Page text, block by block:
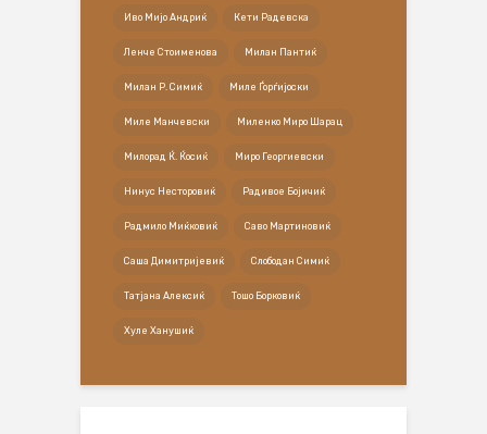
Иво Мијо Андриќ Кети Радевска
Ленче Стоименова Милан Пантиќ
Милан Р. Симиќ Миле Ѓорѓијоски
Миле Манчевски Миленко Миро Шарац
Милорад Ќ. Ќосиќ Миро Георгиевски
Нинус Несторовиќ Радивое Бојичиќ
Радмило Миќковиќ Саво Мартиновиќ
Саша Димитријевиќ Слободан Симиќ
Татјана Алексиќ Тошо Борковиќ
Хуле Ханушиќ